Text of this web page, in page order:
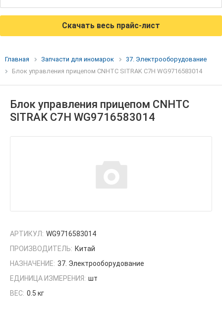
Скачать весь прайс-лист
Главная Запчасти для иномарок
37. Электрооборудование
Блок управления прицепом CNHTC SITRAK C7H WG9716583014
Блок управления прицепом CNHTC
SITRAK C7H WG9716583014
АРТИКУЛ: WG9716583014
ПРОИЗВОДИТЕЛЬ: Китай
НАЗНАЧЕНИЕ: 37. Электрооборудование
ЕДИНИЦА ИЗМЕРЕНИЯ: шт
ВЕС: 0.5 кг